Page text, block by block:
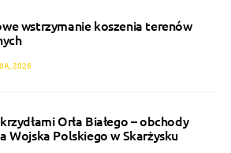
wstrzymanie koszenia terenów
2026
Orła Białego – obchody
Wojska Polskiego w Skarżysku